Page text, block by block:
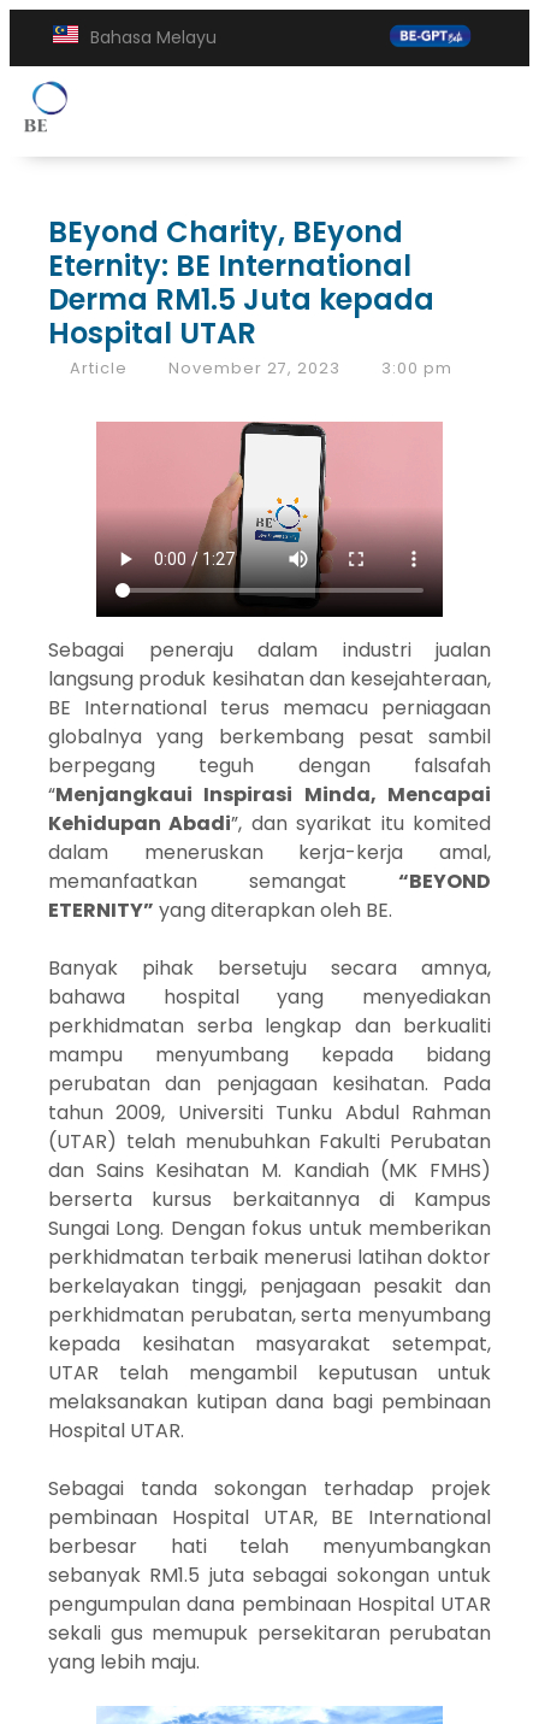
Bahasa Melayu
BEyond Charity, BEyond
Eternity: BE International
Derma RM1.5 Juta kepada
Hospital UTAR
Article November 27, 2023 3:00 pm
Sebagai peneraju dalam industri jualan
langsung produk kesihatan dan kesejahteraan,
BE International terus memacu perniagaan
globalnya yang berkembang pesat sambil
berpegang teguh dengan falsafah
“Menjangkaui Inspirasi Minda, Mencapai
Kehidupan Abadi”, dan syarikat itu komited
dalam meneruskan kerja-kerja amal,
memanfaatkan semangat “BEYOND
ETERNITY” yang diterapkan oleh BE.
Banyak pihak bersetuju secara amnya,
bahawa hospital yang menyediakan
perkhidmatan serba lengkap dan berkualiti
mampu menyumbang kepada bidang
perubatan dan penjagaan kesihatan. Pada
tahun 2009, Universiti Tunku Abdul Rahman
(UTAR) telah menubuhkan Fakulti Perubatan
dan Sains Kesihatan M. Kandiah (MK FMHS)
berserta kursus berkaitannya di Kampus
Sungai Long. Dengan fokus untuk memberikan
perkhidmatan terbaik menerusi latihan doktor
berkelayakan tinggi, penjagaan pesakit dan
perkhidmatan perubatan, serta menyumbang
kepada kesihatan masyarakat setempat,
UTAR telah mengambil keputusan untuk
melaksanakan kutipan dana bagi pembinaan
Hospital UTAR.
Sebagai tanda sokongan terhadap projek
pembinaan Hospital UTAR, BE International
berbesar hati telah menyumbangkan
sebanyak RM1.5 juta sebagai sokongan untuk
pengumpulan dana pembinaan Hospital UTAR
sekali gus memupuk persekitaran perubatan
yang lebih maju.